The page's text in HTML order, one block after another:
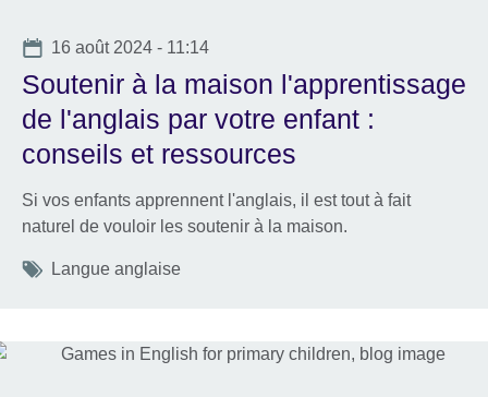
Date
16 août 2024 - 11:14
Soutenir à la maison l'apprentissage
de l'anglais par votre enfant :
conseils et ressources
Si vos enfants apprennent l'anglais, il est tout à fait
naturel de vouloir les soutenir à la maison.
Tags
Langue anglaise